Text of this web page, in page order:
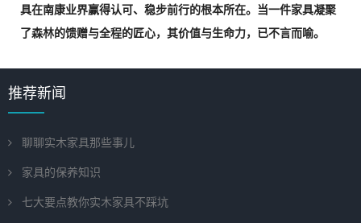
具在南康业界赢得认可、稳步前行的根本所在。当一件家具凝聚
了森林的馈赠与全程的匠心，其价值与生命力，已不言而喻。
推荐新闻
聊聊实木家具那些事儿
家具的保养知识
七大要点教你实木家具不踩坑